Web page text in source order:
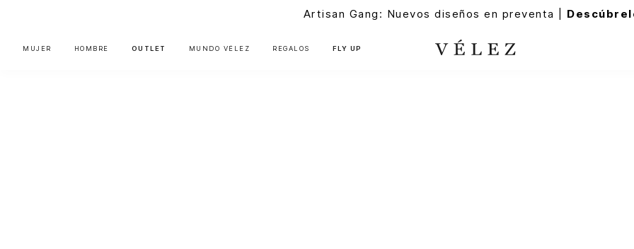
Artisan Gang: Nuevos diseños en preventa |
MUJER HOMBRE OUTLET MUNDO VÉLEZ REGALOS FLY UP